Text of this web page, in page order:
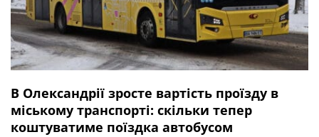
В Олександрії зросте вартість проїзду в
міському транспорті: скільки тепер
коштуватиме поїздка автобусом